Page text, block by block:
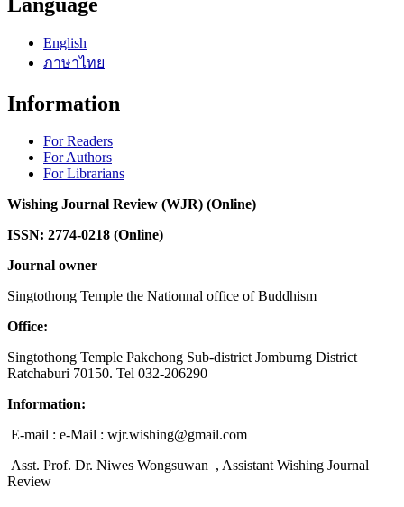
English
ภาษาไทย
Information
For Readers
For Authors
For Librarians
Wishing Journal Review (WJR) (Online)
ISSN: 2774-0218 (Online)
Journal owner
Singtothong Temple the Nationnal office of Buddhism
Office:
Singtothong Temple Pakchong Sub-district Jomburng District
Ratchaburi 70150. Tel 032-206290
Information:
E-mail : e-Mail : wjr.wishing@gmail.com
Asst. Prof. Dr. Niwes Wongsuwan , Assistant Wishing Journal
Review